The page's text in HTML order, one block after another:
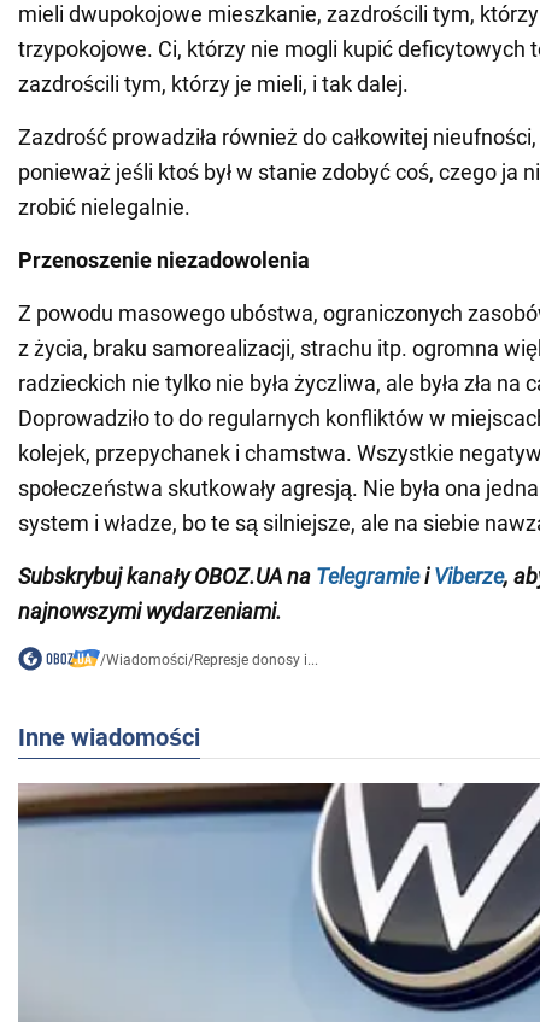
mieli dwupokojowe mieszkanie, zazdrościli tym,
trzypokojowe. Ci, którzy nie mogli kupić deficytowych
zazdrościli tym, którzy je mieli, i tak dalej.
Zazdrość prowadziła również do całkowitej
ponieważ jeśli ktoś był w stanie zdobyć coś, czego ja
zrobić nielegalnie.
Przenoszenie niezadowolenia
Z powodu masowego ubóstwa, ograniczonych
z życia, braku samorealizacji, strachu itp. ogromna
radzieckich nie tylko nie była życzliwa, ale była zła na
Doprowadziło to do regularnych konfliktów w
kolejek, przepychanek i chamstwa. Wszystkie
społeczeństwa skutkowały agresją. Nie była ona
system i władze, bo te są silniejsze, ale na siebie
Subskrybuj kanały OBOZ.UAna TelegramieiViberze,
najnowszymi wydarzeniami.
/Wiadomości/Represje donosy i...
Inne wiadomości